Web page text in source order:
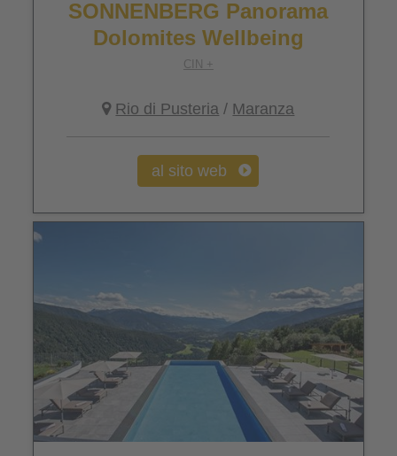
SONNENBERG Panorama
Dolomites Wellbeing
CIN +
Rio di Pusteria / Maranza
al sito web